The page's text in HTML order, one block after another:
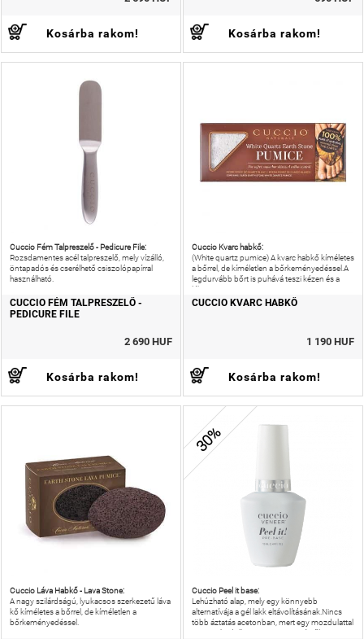
Kosárba rakom! Kosárba rakom!
Cuccio Fém Talpreszelő - Pedicure File:
Rozsdamentes acél talpreszelő, mely vízálló,
öntapadós és cserélhető csiszolópapírral
használható.
CUCCIO FÉM TALPRESZELŐ -
PEDICURE FILE
2 690 HUF
Kosárba rakom!
Cuccio Kvarc habkő:
(White quartz pumice) A kvarc habkő kíméletes
a bőrrel, de kíméletlen a bőrkeményedéssel.A
legdurvább bőrt is puhává teszi kézen és a
lábon is.
CUCCIO KVARC HABKŐ
1 190 HUF
Kosárba rakom!
Cuccio Láva Habkő - Lava Stone:
A nagy szilárdságú, lyukacsos szerkezetű láva
kő kíméletes a bőrrel, de kíméletlen a
bőrkeményedéssel.
30%
Cuccio Peel it base:
Lehúzható alap, mely egy könnyebb
alternatívája a gél lakk eltávolításának.Nincs
több áztatás acetonban, mert egy mozdulattal
megszabadulhatsz a megunt színtől.